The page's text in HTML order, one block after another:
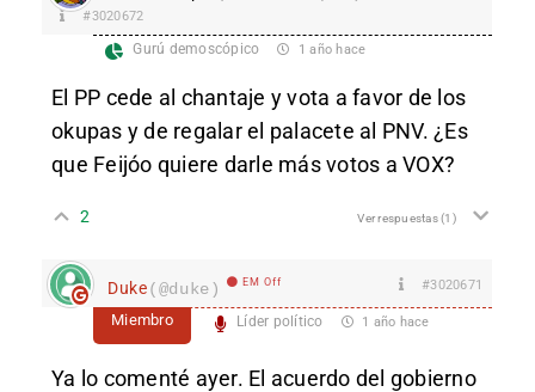
#3020672
Gurú demoscópico 1 año hace
El PP cede al chantaje y vota a favor de los
okupas y de regalar el palacete al PNV. ¿Es
que Feijóo quiere darle más votos a VOX?
2 Ver respuestas(1)
Duke(@duke) EM Off #3020671
Miembro Líder político 1 año hace
Ya lo comenté ayer. El acuerdo del gobierno